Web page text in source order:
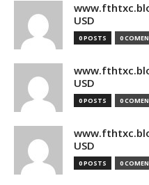
USD
0 POSTS 0
USD
0 POSTS 0
USD
0 POSTS 0